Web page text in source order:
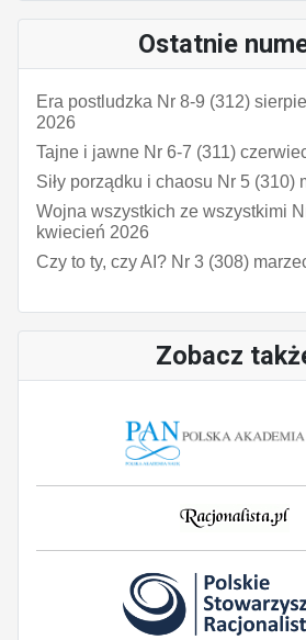
Ostatnie
Era postludzka Nr 8-9 (312)
2026
Tajne i jawne Nr 6-7 (311)
Siły porządku i chaosu Nr 5 (310)
Wojna wszystkich ze wszystkimi
kwiecień 2026
Czy to ty, czy AI? Nr 3 (308)
Zobacz